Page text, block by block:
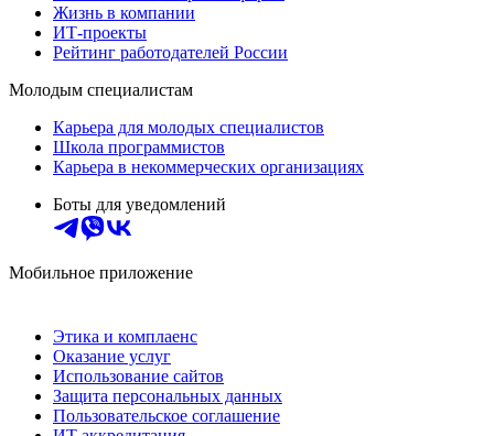
Жизнь в компании
ИТ-проекты
Рейтинг работодателей России
Молодым специалистам
Карьера для молодых специалистов
Школа программистов
Карьера в некоммерческих организациях
Боты для уведомлений
Мобильное приложение
Этика и комплаенс
Оказание услуг
Использование сайтов
Защита персональных данных
Пользовательское соглашение